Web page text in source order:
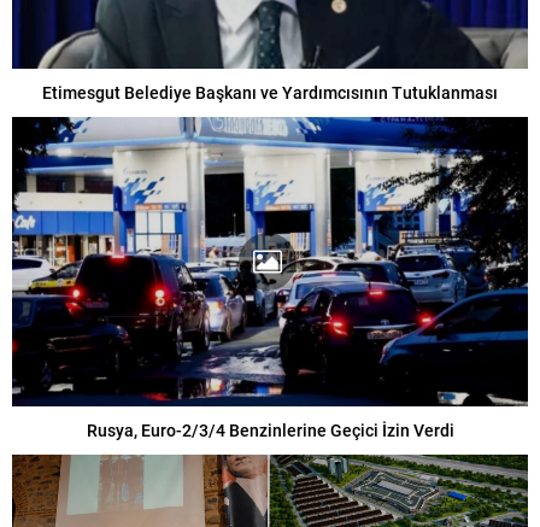
Etimesgut Belediye Başkanı ve Yardımcısının Tutuklanması
Rusya, Euro-2/3/4 Benzinlerine Geçici İzin Verdi